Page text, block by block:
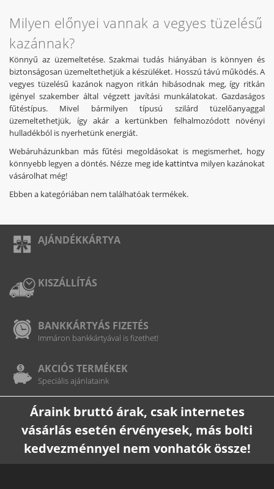
így akár a kertünkben felhalmozódott növényi hulladékból
is nyerhetünk energiát.
Webáruházunkban más fűtési megoldásokat is
megismerhet, hogy könnyebb legyen a döntés. Nézze meg
ide kattintvamilyen kazánokat vásárolhat még!
Milyen előnyei vannak a vegyes tüzelésű
kazánnak?
Könnyű az üzemeltetése. Szakmai tudás hiányában is könnyen és
biztonságosan üzemeltethetjük a készüléket. Hosszú távú működés. A
vegyes tüzelésű kazánok nagyon ritkán hibásodnak meg, így ritkán
igényel szakember által végzett javítási munkálatokat. Gazdaságos
fűtéstípus. Mivel bármilyen típusú szilárd tüzelőanyaggal
üzemeltethetjük, így akár a kertünkben felhalmozódott növényi
hulladékból is nyerhetünk energiát.
Webáruházunkban más fűtési megoldásokat is megismerhet, hogy
könnyebb legyen a döntés. Nézze meg ide kattintva milyen kazánokat
vásárolhat még!
Ebben a kategóriában nem találhatóak termékek.
AJÁNDÉKKÁRTYA
KISZÁLLÍTÁS
BANKKÁRTYÁS FIZETÉS
Immáron bankkártyával is fizethet!
AKCIÓS TERMÉKEK
Speciális ajánlataink
Áraink bruttó árak, csak internetes
vásárlás esetén érvényesek, más bolti
kedvezménnyel nem vonhatók össze!